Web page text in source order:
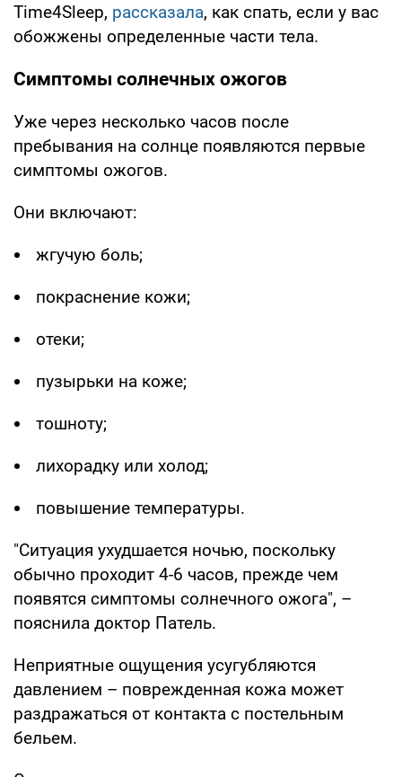
Time4Sleep, рассказала, как спать, если у вас
обожжены определенные части тела.
Симптомы солнечных ожогов
Уже через несколько часов после
пребывания на солнце появляются первые
симптомы ожогов.
Они включают:
жгучую боль;
покраснение кожи;
отеки;
пузырьки на коже;
тошноту;
лихорадку или холод;
повышение температуры.
"Ситуация ухудшается ночью, поскольку
обычно проходит 4-6 часов, прежде чем
появятся симптомы солнечного ожога", –
пояснила доктор Патель.
Неприятные ощущения усугубляются
давлением – поврежденная кожа может
раздражаться от контакта с постельным
бельем.